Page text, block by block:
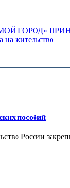
ГОРОД»
на жительство
пособий
России